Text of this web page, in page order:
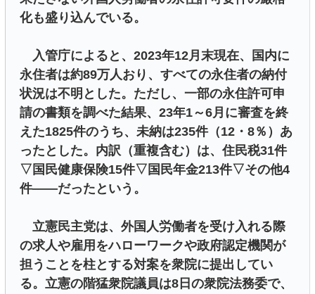
化も盛り込んでいる。
入管庁によると、2023年12月末現在、国内に
永住者は約89万人おり、すべての永住者の納付
状況は不明とした。ただし、一部の永住許可申
請の書類を調べた結果、23年1～6月に審査を終
えた1825件のうち、未納は235件（12・8％）あ
ったとした。内訳（重複含む）は、住民税31件
▽国民健康保険15件▽国民年金213件▽その他4
件――だったという。
立憲民主党は、外国人労働者を受け入れる際
の求人や雇用をハローワークや政府認定機関が
担うことを柱とする対案を衆院に提出してい
る。立憲の階猛衆院議員は8日の衆院法務委で、